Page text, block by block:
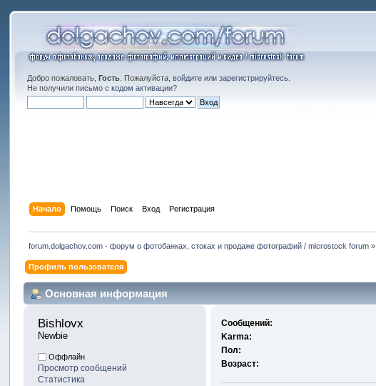
Добро пожаловать,Гость . Пожалуйста,войдите илизарегистрируйтесь
Не получилиписьмо с кодом активации?
Начало Помощь Поиск Вход Регистрация
forum.dolgachov.com - форум о фотобанках, стоках и продаже фотографий / microstock forum»
Профиль пользователя
Основная информация
Bishlovx
Newbie
Оффлайн
Просмотр сообщений
Статистика
Сообщений:
Karma:
Пол:
Возраст: